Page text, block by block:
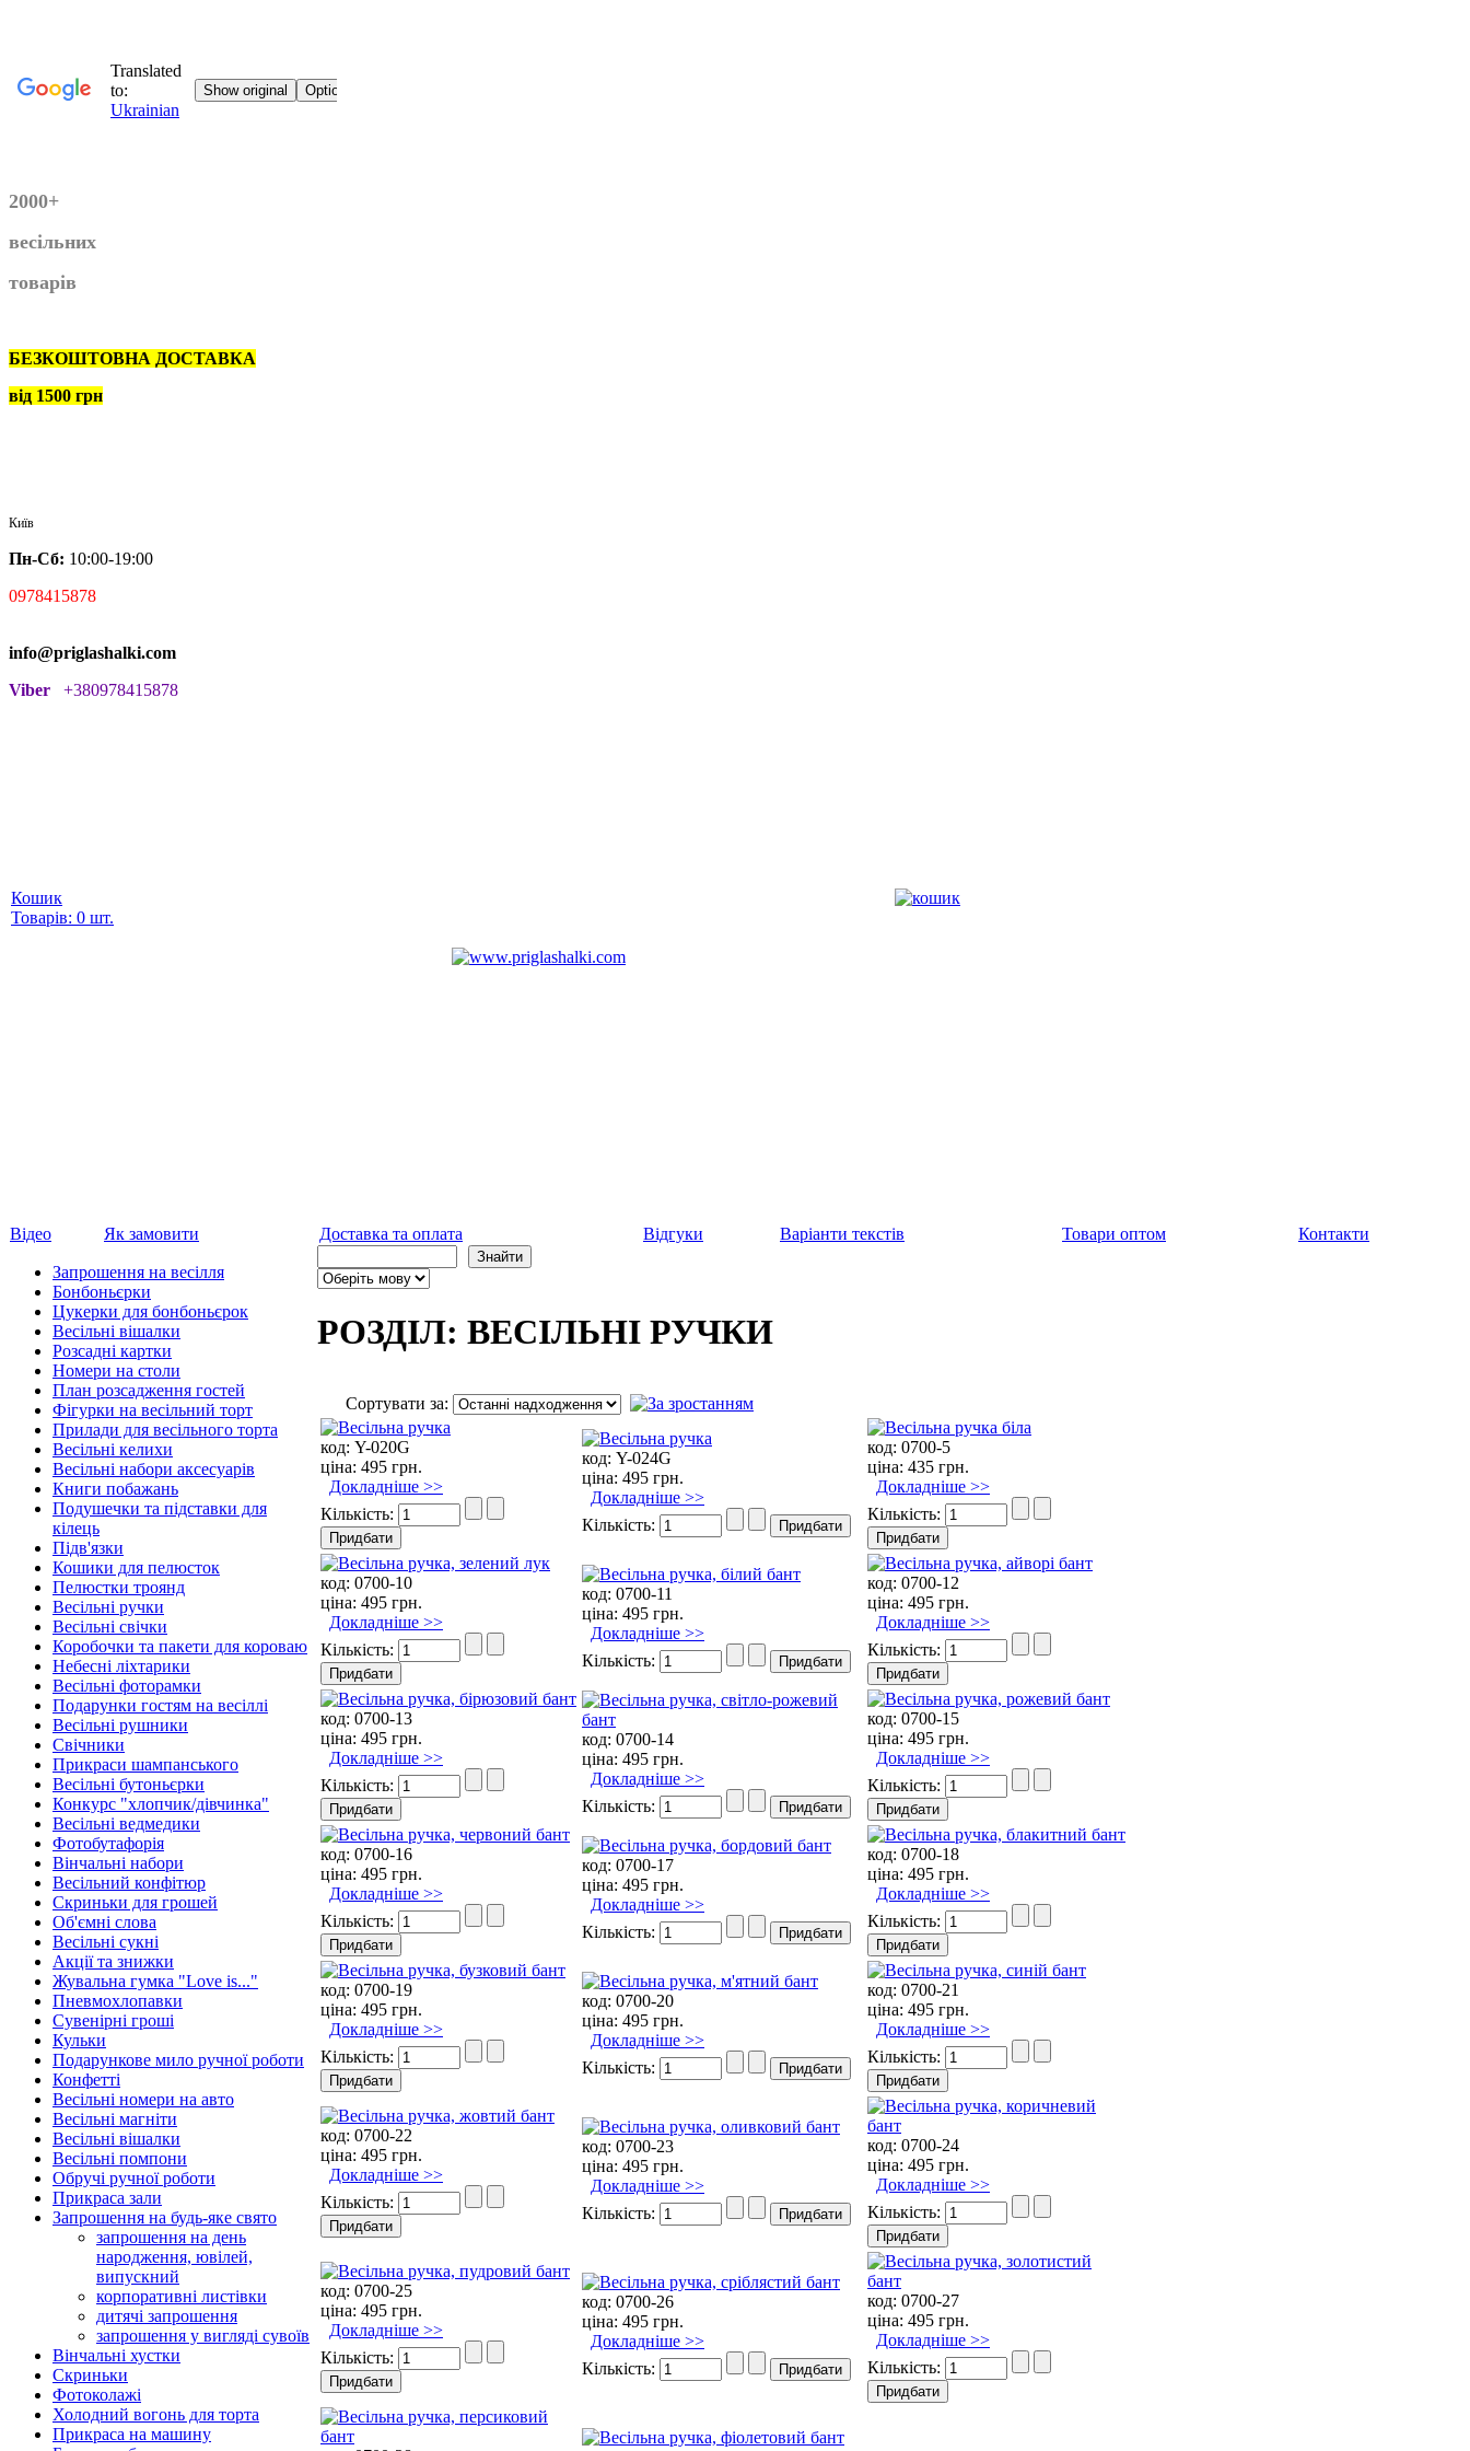
2000+
весільних
товарів
БЕЗКОШТОВНА ДОСТАВКА
від 1500 грн
Київ
Пн-Сб: 10:00-19:00
0978415878
info@priglashalki.com
Viber +380978415878
Кошик
Товарів: 0 шт.
Відео Як замовити Доставка та оплата Відгуки Варіанти текстів Товари оптом Контакти
Запрошення на весілля
Бонбоньєрки
Цукерки для бонбоньєрок
Весільні вішалки
Розсадні картки
Номери на столи
План розсадження гостей
Фігурки на весільний торт
Прилади для весільного торта
Весільні келихи
Весільні набори аксесуарів
Книги побажань
Подушечки та підставки для
кілець
Підв'язки
Кошики для пелюсток
Пелюстки троянд
Весільні ручки
Весільні свічки
Коробочки та пакети для короваю
Небесні ліхтарики
Весільні фоторамки
Подарунки гостям на весіллі
Весільні рушники
Свічники
Прикраси шампанського
Весільні бутоньєрки
Конкурс "хлопчик/дівчинка"
Весільні ведмедики
Фотобутафорія
Вінчальні набори
Весільний конфітюр
Скриньки для грошей
Об'ємні слова
Весільні сукні
Акції та знижки
Жувальна гумка "Love is..."
Пневмохлопавки
Сувенірні гроші
Кульки
Подарункове мило ручної роботи
Конфетті
Весільні номери на авто
Весільні магніти
Весільні вішалки
Весільні помпони
Обручі ручної роботи
Прикраса зали
Запрошення на будь-яке свято
запрошення на день
народження, ювілей,
випускний
корпоративні листівки
дитячі запрошення
запрошення у вигляді сувоїв
Вінчальні хустки
Скриньки
Фотоколажі
Холодний вогонь для торта
Прикраса на машину
РОЗДІЛ: ВЕСІЛЬНІ РУЧКИ
Сортувати за:
код: Y-020G
ціна: 495 грн.
Докладніше >>
Кількість:
код: Y-024G
ціна: 495 грн.
Докладніше >>
Кількість:
код: 0700-5
ціна: 435 грн.
Докладніше >>
Кількість:
код: 0700-10
ціна: 495 грн.
Докладніше >>
Кількість:
код: 0700-11
ціна: 495 грн.
Докладніше >>
Кількість:
код: 0700-12
ціна: 495 грн.
Докладніше >>
Кількість:
код: 0700-13
ціна: 495 грн.
Докладніше >>
Кількість:
код: 0700-14
ціна: 495 грн.
Докладніше >>
Кількість:
код: 0700-15
ціна: 495 грн.
Докладніше >>
Кількість:
код: 0700-16
ціна: 495 грн.
Докладніше >>
Кількість:
код: 0700-17
ціна: 495 грн.
Докладніше >>
Кількість:
код: 0700-18
ціна: 495 грн.
Докладніше >>
Кількість:
код: 0700-19
ціна: 495 грн.
Докладніше >>
Кількість:
код: 0700-20
ціна: 495 грн.
Докладніше >>
Кількість:
код: 0700-21
ціна: 495 грн.
Докладніше >>
Кількість:
код: 0700-22
ціна: 495 грн.
Докладніше >>
Кількість:
код: 0700-23
ціна: 495 грн.
Докладніше >>
Кількість:
код: 0700-24
ціна: 495 грн.
Докладніше >>
Кількість:
код: 0700-25
ціна: 495 грн.
Докладніше >>
Кількість:
код: 0700-26
ціна: 495 грн.
Докладніше >>
Кількість:
код: 0700-27
ціна: 495 грн.
Докладніше >>
Кількість: